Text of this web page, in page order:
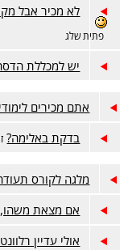
לא מכיר אבל
פתית שלג
יש למכללת
אתם מכירים
בדקת באלימה?
מלגה לקורס
אם מצאת
אולי עדיין